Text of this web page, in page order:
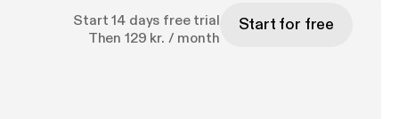
Start 14 days free trial
Then 129 kr. / month
Start for free